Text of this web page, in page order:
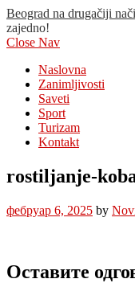
Beograd na drugačiji
zajedno!
Close Nav
Naslovna
Zanimljivosti
Saveti
Sport
Turizam
Kontakt
rostiljanje-
фебруар 6, 2025 by
Оставите